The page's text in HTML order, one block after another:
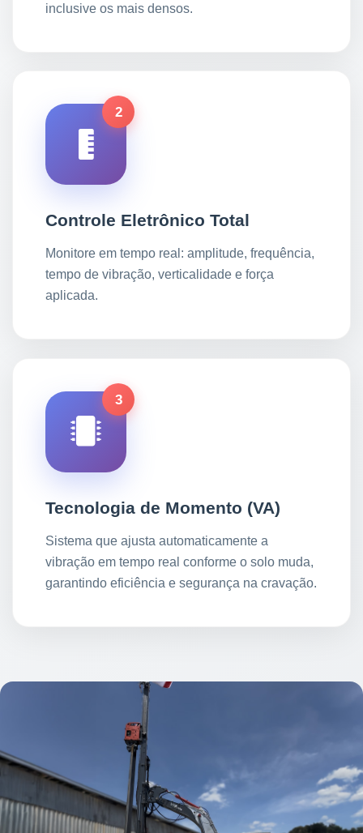
inclusive os mais densos.
2
Controle Eletrônico Total
Monitore em tempo real: amplitude, frequência,
tempo de vibração, verticalidade e força
aplicada.
3
Tecnologia de Momento (VA)
Sistema que ajusta automaticamente a
vibração em tempo real conforme o solo muda,
garantindo eficiência e segurança na cravação.